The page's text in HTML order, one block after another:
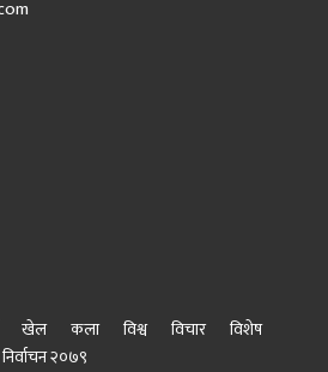
खेल कला विश्व विचार
विशेष
२०७९